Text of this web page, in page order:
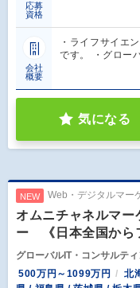
応募
資格
会社
概要
・ライフサイエ
です。 ・グロー
気になる
NEW Web・デジタルマー
オムニチャネルマ
ー 《日本全国から
グローバルIT・コンサルテ
500万円～1099万円
北